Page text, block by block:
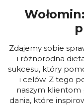
Zdajemy sobie
i różnorodna
sukcesu, który
i celów. Z tego
naszym klientom
dania, które